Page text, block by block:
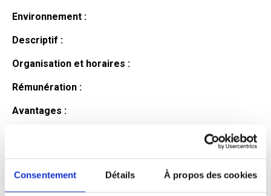
Consentement Détails À propos des cookies
Environnement :
Descriptif :
Organisation et horaires :
Rémunération :
Avantages :